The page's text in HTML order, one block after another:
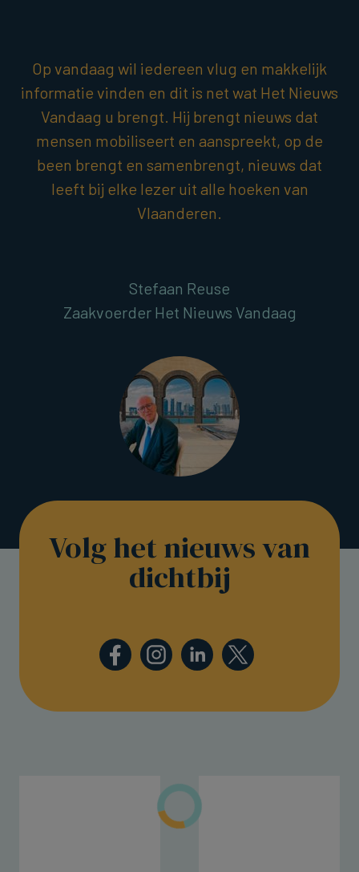
Op vandaag wil iedereen vlug en makkelijk
informatie vinden en dit is net wat Het Nieuws
Vandaag u brengt. Hij brengt nieuws dat
mensen mobiliseert en aanspreekt, op de
been brengt en samenbrengt, nieuws dat
leeft bij elke lezer uit alle hoeken van
Vlaanderen.
Stefaan Reuse
Zaakvoerder Het Nieuws Vandaag
Volg het nieuws van
dichtbij